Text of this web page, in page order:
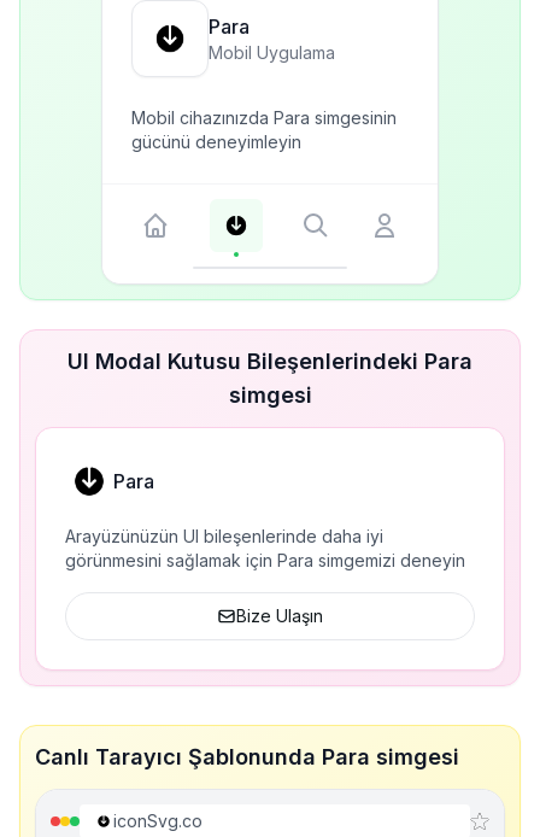
Para
Mobil Uygulama
Mobil cihazınızda Para simgesinin
gücünü deneyimleyin
UI Modal Kutusu Bileşenlerindeki Para
simgesi
Para
Arayüzünüzün UI bileşenlerinde daha iyi
görünmesini sağlamak için Para simgemizi deneyin
Bize Ulaşın
Canlı Tarayıcı Şablonunda Para simgesi
iconSvg.co